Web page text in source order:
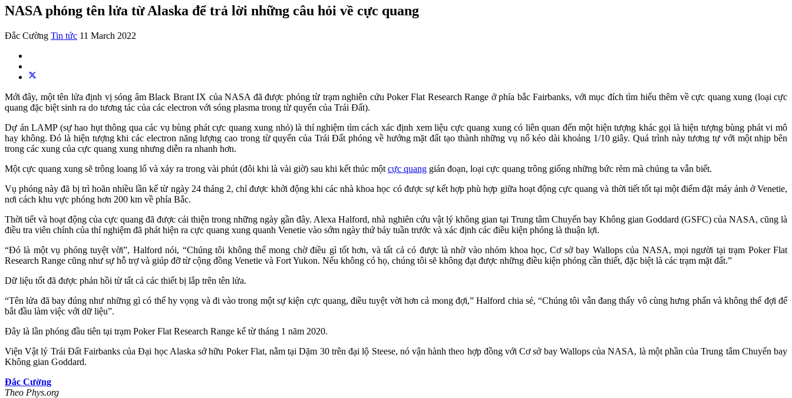
NASA phóng tên lửa từ Alaska để trả lời những câu hỏi về cực quang
Đắc Cường Tin tức 11 March 2022
Mới đây, một tên lửa định vị sóng âm Black Brant IX của NASA đã được phóng từ trạm nghiên cứu Poker Flat Research Range ở phía bắc Fairbanks, với mục đích tìm hiểu thêm về cực quang xung (loại cực
quang đặc biệt sinh ra do tương tác của các electron với sóng plasma trong từ quyển của Trái Đất).
Dự án LAMP (sự hao hụt thông qua các vụ bùng phát cực quang xung nhỏ) là thí nghiệm tìm cách xác định xem liệu cực quang xung có liên quan đến một hiện tượng khác gọi là hiện tượng bùng phát vi mô
hay không. Đó là hiện tượng khi các electron năng lượng cao trong từ quyển của Trái Đất phóng về hướng mặt đất tạo thành những vụ nổ kéo dài khoảng 1/10 giây. Quá trình này tương tự với một nhịp bên
trong các xung của cực quang xung nhưng diễn ra nhanh hơn.
Một cực quang xung sẽ trông loang lổ và xảy ra trong vài phút (đôi khi là vài giờ) sau khi kết thúc một cực quang gián đoạn, loại cực quang trông giống những bức rèm mà chúng ta vẫn biết.
Vụ phóng này đã bị trì hoãn nhiều lần kể từ ngày 24 tháng 2, chỉ được khởi động khi các nhà khoa học có được sự kết hợp phù hợp giữa hoạt động cực quang và thời tiết tốt tại một điểm đặt máy ảnh ở Venetie,
nơi cách khu vực phóng hơn 200 km về phía Bắc.
Thời tiết và hoạt động của cực quang đã được cải thiện trong những ngày gần đây. Alexa Halford, nhà nghiên cứu vật lý không gian tại Trung tâm Chuyến bay Không gian Goddard (GSFC) của NASA, cũng là
điều tra viên chính của thí nghiệm đã phát hiện ra cực quang xung quanh Venetie vào sớm ngày thứ bảy tuần trước và xác định các điều kiện phóng là thuận lợi.
“Đó là một vụ phóng tuyệt vời”, Halford nói, “Chúng tôi không thể mong chờ điều gì tốt hơn, và tất cả có được là nhờ vào nhóm khoa học, Cơ sở bay Wallops của NASA, mọi người tại trạm Poker Flat
Research Range cũng như sự hỗ trợ và giúp đỡ từ cộng đồng Venetie và Fort Yukon. Nếu không có họ, chúng tôi sẽ không đạt được những điều kiện phóng cần thiết, đặc biệt là các trạm mặt đất.”
Dữ liệu tốt đã được phản hồi từ tất cả các thiết bị lắp trên tên lửa.
“Tên lửa đã bay đúng như những gì có thể hy vọng và đi vào trong một sự kiện cực quang, điều tuyệt vời hơn cả mong đợi,” Halford chia sẻ, “Chúng tôi vẫn đang thấy vô cùng hưng phấn và không thể đợi để
bắt đầu làm việc với dữ liệu”.
Đây là lần phóng đầu tiên tại trạm Poker Flat Research Range kể từ tháng 1 năm 2020.
Viện Vật lý Trái Đất Fairbanks của Đại học Alaska sở hữu Poker Flat, nằm tại Dặm 30 trên đại lộ Steese, nó vận hành theo hợp đồng với Cơ sở bay Wallops của NASA, là một phần của Trung tâm Chuyến bay
Không gian Goddard.
Đắc Cường
Theo Phys.org